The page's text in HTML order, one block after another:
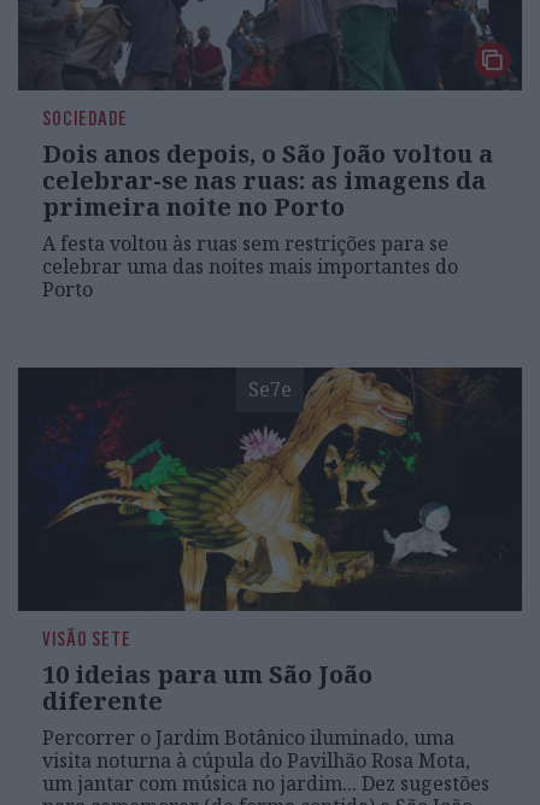
SOCIEDADE
Dois anos depois, o São João voltou a
celebrar-se nas ruas: as imagens da
primeira noite no Porto
A festa voltou às ruas sem restrições para se
celebrar uma das noites mais importantes do
Porto
Se7e
VISÃO SETE
10 ideias para um São João
diferente
Percorrer o Jardim Botânico iluminado, uma
visita noturna à cúpula do Pavilhão Rosa Mota,
um jantar com música no jardim... Dez sugestões